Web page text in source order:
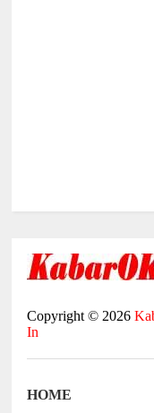
Copyright © 2026
In
HOME